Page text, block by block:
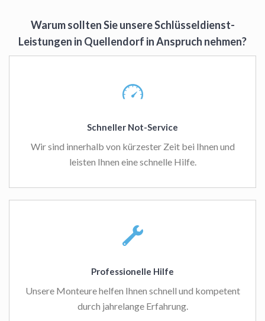
Warum sollten Sie unsere Schlüsseldienst-
Leistungen in Quellendorf in Anspruch nehmen?
Schneller Not-Service
Wir sind innerhalb von kürzester Zeit bei Ihnen und
leisten Ihnen eine schnelle Hilfe.
Professionelle Hilfe
Unsere Monteure helfen Ihnen schnell und kompetent
durch jahrelange Erfahrung.